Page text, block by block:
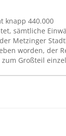
knapp 440.000
sämtliche
Metzinger
worden, der
Großteil